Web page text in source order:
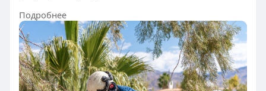
💼 Что входит в работу?
✔️ обрезка сухих листьев пальм
✔️ уборка территории после обрезки
✔️ уход за зелёными зонами
✔️ работа с подъёмниками и садовым
инструментом
Подробнее